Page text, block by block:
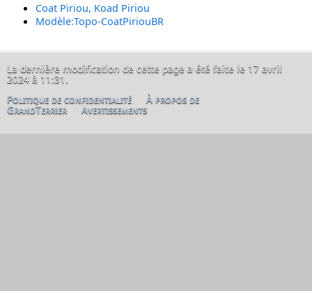
Coat Piriou, Koad Piriou
Modèle:Topo-CoatPiriouBR
La dernière modification de cette page a été faite le 17 avril
2024 à 11:31.
Politique de confidentialité
À propos de
GrandTerrier Avertissements